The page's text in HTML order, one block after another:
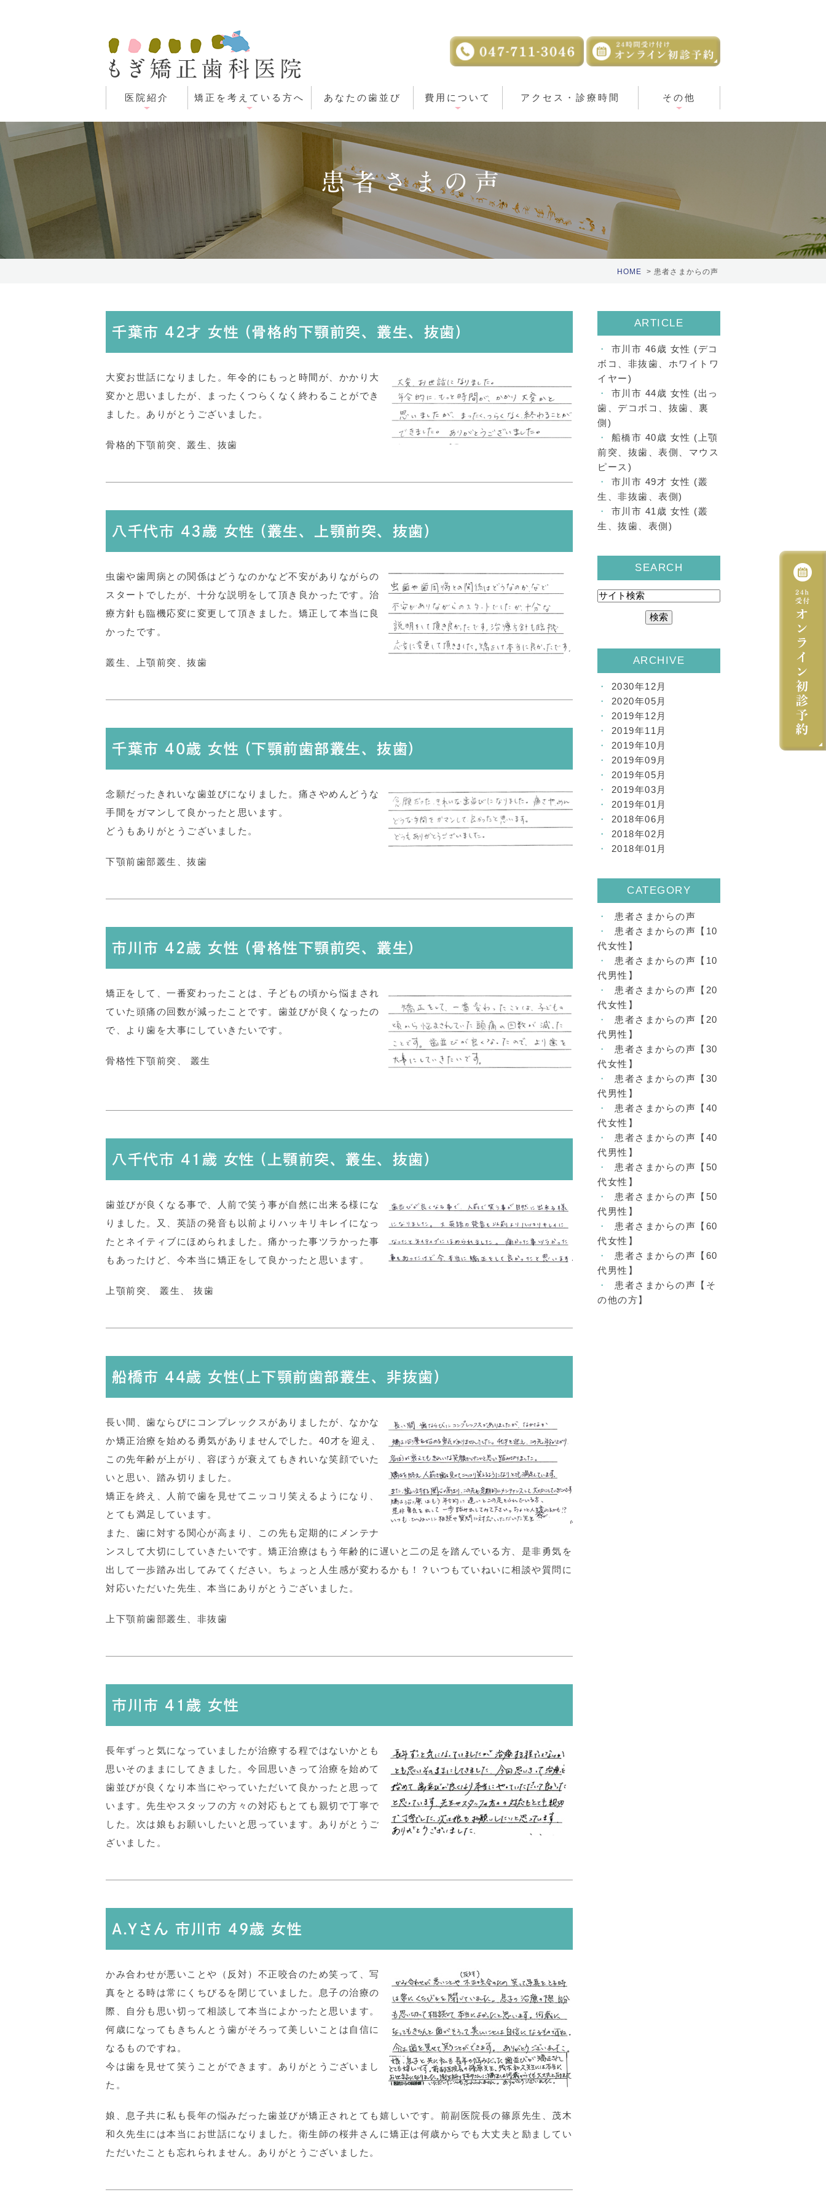
医院紹介 矯正を考えている方へ あなたの歯並び 費用について アクセス・診療時間 その他
患者さまの声
HOME 患者さまからの声
千葉市 42才 女性 (骨格的下顎前突、叢生、抜歯)
大変お世話になりました。年令的にもっと時間が、かかり大
変かと思いましたが、まったくつらくなく終わることができ
ました。ありがとうございました。
骨格的下顎前突、叢生、抜歯
八千代市 43歳 女性 (叢生、上顎前突、抜歯)
虫歯や歯周病との関係はどうなのかなど不安がありながらの
スタートでしたが、十分な説明をして頂き良かったです。治
療方針も臨機応変に変更して頂きました。矯正して本当に良
かったです。
叢生、上顎前突、抜歯
千葉市 40歳 女性 (下顎前歯部叢生、抜歯)
念願だったきれいな歯並びになりました。痛さやめんどうな
手間をガマンして良かったと思います。
どうもありがとうございました。
下顎前歯部叢生、抜歯
市川市 42歳 女性 (骨格性下顎前突、叢生)
矯正をして、一番変わったことは、子どもの頃から悩まされ
ていた頭痛の回数が減ったことです。歯並びが良くなったの
で、より歯を大事にしていきたいです。
骨格性下顎前突、 叢生
八千代市 41歳 女性 (上顎前突、叢生、抜歯)
歯並びが良くなる事で、人前で笑う事が自然に出来る様にな
りました。又、英語の発音も以前よりハッキリキレイになっ
たとネイティブにほめられました。痛かった事ツラかった事
もあったけど、今本当に矯正をして良かったと思います。
上顎前突、 叢生、 抜歯
船橋市 44歳 女性(上下顎前歯部叢生、非抜歯)
長い間、歯ならびにコンプレックスがありましたが、なかな
か矯正治療を始める勇気がありませんでした。40才を迎え、
この先年齢が上がり、容ぼうが衰えてもきれいな笑顔でいた
いと思い、踏み切りました。
矯正を終え、人前で歯を見せてニッコリ笑えるようになり、
とても満足しています。
また、歯に対する関心が高まり、この先も定期的にメンテナ
ンスして大切にしていきたいです。矯正治療はもう年齢的に遅いと二の足を踏んでいる方、是非勇気を
出して一歩踏み出してみてください。ちょっと人生感が変わるかも！？いつもていねいに相談や質問に
対応いただいた先生、本当にありがとうございました。
上下顎前歯部叢生、非抜歯
市川市 41歳 女性
長年ずっと気になっていましたが治療する程ではないかとも
思いそのままにしてきました。今回思いきって治療を始めて
歯並びが良くなり本当にやっていただいて良かったと思って
います。先生やスタッフの方々の対応もとても親切で丁寧で
した。次は娘もお願いしたいと思っています。ありがとうご
ざいました。
A.Yさん 市川市 49歳 女性
かみ合わせが悪いことや（反対）不正咬合のため笑って、写
真をとる時は常にくちびるを閉じていました。息子の治療の
際、自分も思い切って相談して本当によかったと思います。
何歳になってもきちんとう歯がそろって美しいことは自信に
なるものですね。
今は歯を見せて笑うことができます。ありがとうございまし
た。
娘、息子共に私も長年の悩みだった歯並びが矯正されとても嬉しいです。前副医院長の篠原先生、茂木
和久先生には本当にお世話になりました。衛生師の桜井さんに矯正は何歳からでも大丈夫と励ましてい
ただいたことも忘れられません。ありがとうございました。
ARTICLE
市川市 46歳 女性 (デコ
ボコ、非抜歯、ホワイトワ
イヤー)
市川市 44歳 女性 (出っ
歯、デコボコ、抜歯、裏
側)
船橋市 40歳 女性 (上顎
前突、抜歯、表側、マウス
ピース)
市川市 49才 女性 (叢
生、非抜歯、表側)
市川市 41歳 女性 (叢
生、抜歯、表側)
SEARCH
ARCHIVE
2030年12月
2020年05月
2019年12月
2019年11月
2019年10月
2019年09月
2019年05月
2019年03月
2019年01月
2018年06月
2018年02月
2018年01月
CATEGORY
患者さまからの声
患者さまからの声【10
代女性】
患者さまからの声【10
代男性】
患者さまからの声【20
代女性】
患者さまからの声【20
代男性】
患者さまからの声【30
代女性】
患者さまからの声【30
代男性】
患者さまからの声【40
代女性】
患者さまからの声【40
代男性】
患者さまからの声【50
代女性】
患者さまからの声【50
代男性】
患者さまからの声【60
代女性】
患者さまからの声【60
代男性】
患者さまからの声【そ
の他の方】